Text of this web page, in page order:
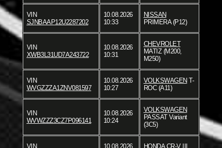
VIN
SJNBAAP12U2287202
10.08.2026
10:33
NISSAN
PRIMERA (P12)
VIN
XWB3L31UD7A243722
10.08.2026
10:31
CHEVROLET
MATIZ (M200,
M250)
VIN
WVGZZZA1ZNV081597
10.08.2026
10:27
VOLKSWAGEN T-
ROC (A11)
VIN
WVWZZZ3CZ7P096141
10.08.2026
10:24
VOLKSWAGEN
PASSAT Variant
(3C5)
VIN 10.08.2026 HONDACR-V III